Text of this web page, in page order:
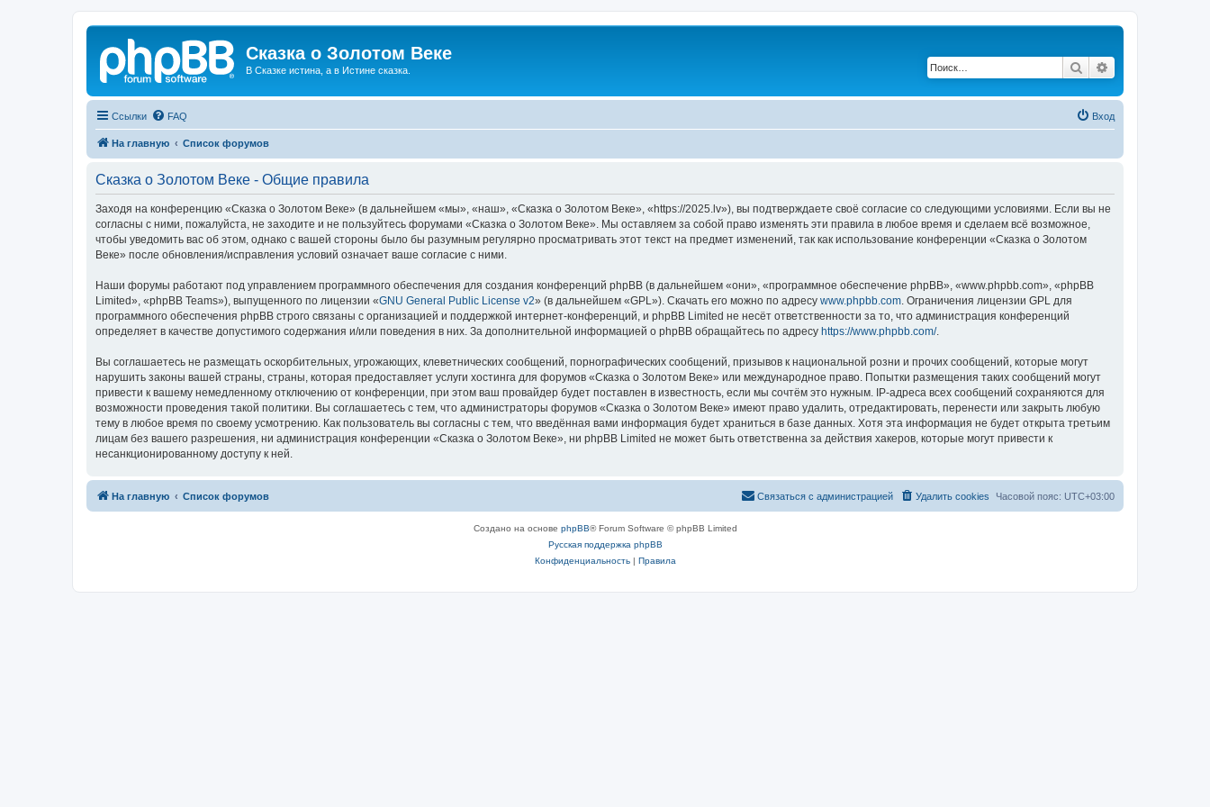
Сказка о Золотом Веке
В Сказке истина, а в Истине сказка. Поиск
Ссылки FAQ Вход
На главную Список форумов
Сказка о Золотом Веке - Общие правила
Заходя на конференцию «Сказка о Золотом Веке» (в дальнейшем «мы», «наш», «Сказка о Золотом Веке», «https://2025.lv»), вы подтверждаете своё согласие со следующими условиями. Если вы не
согласны с ними, пожалуйста, не заходите и не пользуйтесь форумами «Сказка о Золотом Веке». Мы оставляем за собой право изменять эти правила в любое время и сделаем всё возможное,
чтобы уведомить вас об этом, однако с вашей стороны было бы разумным регулярно просматривать этот текст на предмет изменений, так как использование конференции «Сказка о Золотом
Веке» после обновления/исправления условий означает ваше согласие с ними.
Наши форумы работают под управлением программного обеспечения для создания конференций phpBB (в дальнейшем «они», «программное обеспечение phpBB», «www.phpbb.com», «phpBB
Limited», «phpBB Teams»), выпущенного по лицензии «GNU General Public License v2» (в дальнейшем «GPL»). Скачать его можно по адресу www.phpbb.com . Ограничения лицензии GPL для
программного обеспечения phpBB строго связаны с организацией и поддержкой интернет-конференций, и phpBB Limited не несёт ответственности за то, что администрация конференций
определяет в качестве допустимого содержания и/или поведения в них. За дополнительной информацией о phpBB обращайтесь по адресу https://www.phpbb.com/.
Вы соглашаетесь не размещать оскорбительных, угрожающих, клеветнических сообщений, порнографических сообщений, призывов к национальной розни и прочих сообщений, которые могут
нарушить законы вашей страны, страны, которая предоставляет услуги хостинга для форумов «Сказка о Золотом Веке» или международное право. Попытки размещения таких сообщений могут
привести к вашему немедленному отключению от конференции, при этом ваш провайдер будет поставлен в известность, если мы сочтём это нужным. IP-адреса всех сообщений сохраняются для
возможности проведения такой политики. Вы соглашаетесь с тем, что администраторы форумов «Сказка о Золотом Веке» имеют право удалить, отредактировать, перенести или закрыть любую
тему в любое время по своему усмотрению. Как пользователь вы согласны с тем, что введённая вами информация будет храниться в базе данных. Хотя эта информация не будет открыта третьим
лицам без вашего разрешения, ни администрация конференции «Сказка о Золотом Веке», ни phpBB Limited не может быть ответственна за действия хакеров, которые могут привести к
несанкционированному доступу к ней.
На главную Список форумов Часовой пояс: UTC+03:00
Удалить cookies
Связаться с администрацией
Создано на основе phpBB® Forum Software © phpBB Limited
Русская поддержка phpBB
Конфиденциальность| Правила